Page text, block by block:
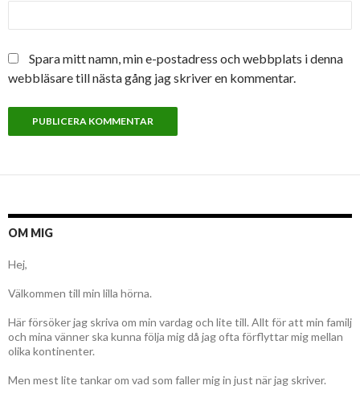
Spara mitt namn, min e-postadress och webbplats i denna
webbläsare till nästa gång jag skriver en kommentar.
OM MIG
Hej,
Välkommen till min lilla hörna.
Här försöker jag skriva om min vardag och lite till. Allt för att min familj
och mina vänner ska kunna följa mig då jag ofta förflyttar mig mellan
olika kontinenter.
Men mest lite tankar om vad som faller mig in just när jag skriver.